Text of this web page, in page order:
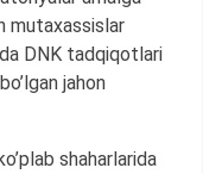
mutaxassislar
DNK tadqiqotlari
jahon
shaharlarida